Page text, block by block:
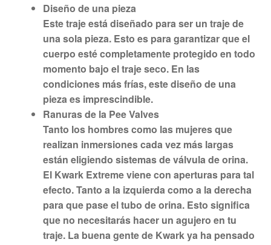
Diseño de una pieza
Este traje está diseñado para ser un traje de
una sola pieza. Esto es para garantizar que el
cuerpo esté completamente protegido en todo
momento bajo el traje seco. En las
condiciones más frías, este diseño de una
pieza es imprescindible.
Ranuras de la Pee Valves
Tanto los hombres como las mujeres que
realizan inmersiones cada vez más largas
están eligiendo sistemas de válvula de orina.
El Kwark Extreme viene con aperturas para tal
efecto. Tanto a la izquierda como a la derecha
para que pase el tubo de orina. Esto significa
que no necesitarás hacer un agujero en tu
traje. La buena gente de Kwark ya ha pensado